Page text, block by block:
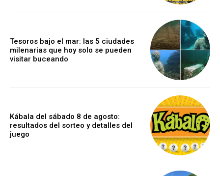
Tesoros bajo el mar: las 5 ciudades
milenarias que hoy solo se pueden
visitar buceando
Kábala del sábado 8 de agosto:
resultados del sorteo y detalles del
juego